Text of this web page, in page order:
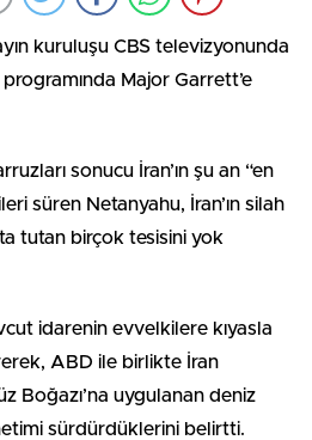
kuruluşu CBS televizyonunda
Major Garrett’e
sonucu İran’ın şu an “en
süren Netanyahu, İran’ın silah
tutan birçok tesisini yok
idarenin evvelkilere kıyasla
ABD ile birlikte İran
Boğazı’na uygulanan deniz
sürdürdüklerini belirtti.